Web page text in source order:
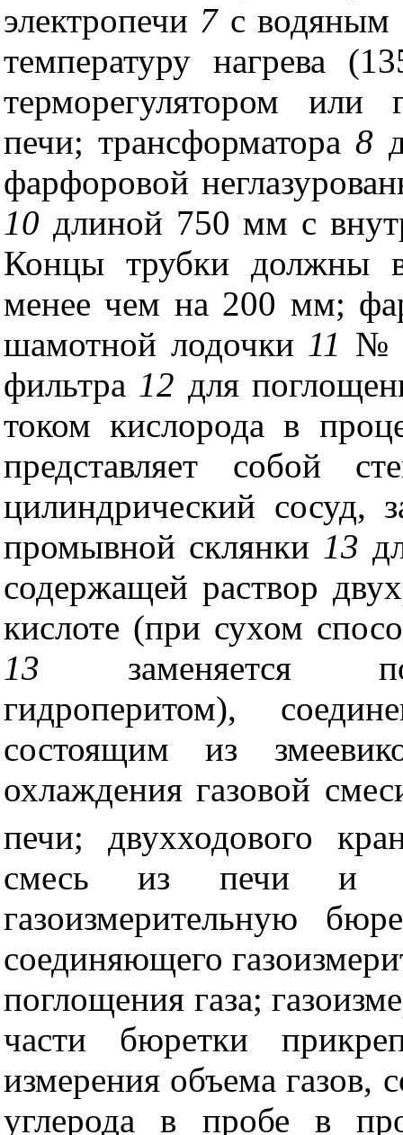
электропечи 7с водяным
температуру нагрева
терморегулятором или
печи; трансформатора8
фарфоровой
10 длиной 750 мм с
Концы трубки должны
менее чем на 200 мм;
шамотной лодочки 11 №
фильтра 12 для
током кислорода в
представляет собой
цилиндрический сосуд,
промывной склянки 13
содержащей раствор
кислоте (при сухом
13 заменяется
гидроперитом),
состоящим из
охлаждения газовой
печи; двухходового
смесь из печи и
газоизмерительную
соединяющего
поглощения газа;
части бюретки
измерения объема газов,
углерода в пробе в